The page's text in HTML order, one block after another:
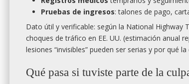
Pruebas de ingresos: talones de pago,
Dato útil y verificable: según la National Highway
choques de tráfico en EE. UU. (estimación anual
lesiones “invisibles” pueden ser serias y por qué
Qué pasa si tuviste parte de la